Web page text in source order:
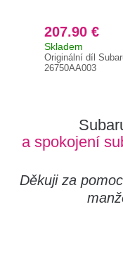
207.90 €
Skladem
Originální díl
26750AA003
a spokojení
Děkuji za